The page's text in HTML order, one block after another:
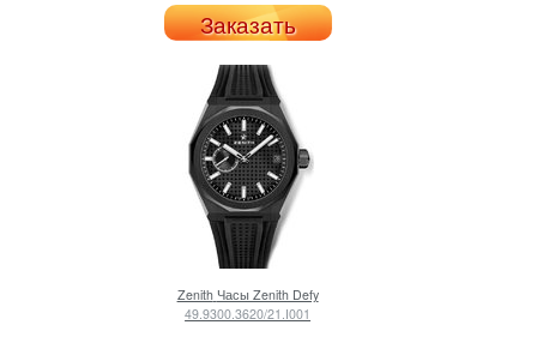
Заказать
Zenith Часы Zenith Defy
49.9300.3620/21.I001